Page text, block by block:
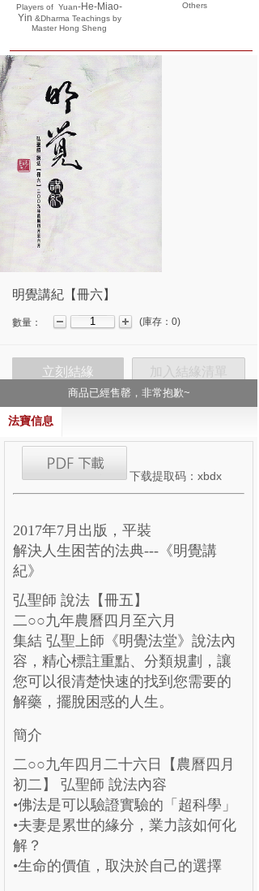
Others
Players of Yuan-He-Miao-
Yin &Dharma Teachingsby
Master Hong Sheng
明覺講紀【冊六】
數量： (庫存： 0)
立刻結緣 加入結緣清單
商品已經售罄，非常抱歉~
法寶信息
下载提取码： xbdx
2017年7月出版，平裝
解決人生困苦的法典---《明覺講
紀》
弘聖師 說法【冊五】
二○○九年農曆四月至六月
集結 弘聖上師《明覺法堂》說法內
容，精心標註重點、分類規劃，讓
您可以很清楚快速的找到您需要的
解藥，擺脫困惑的人生。
簡介
二○○九年四月二十六日【農曆四月
初二】 弘聖師 說法內容
•佛法是可以驗證實驗的「超科學」
•夫妻是累世的緣分，業力該如何化
解？
•生命的價值，取決於自己的選擇